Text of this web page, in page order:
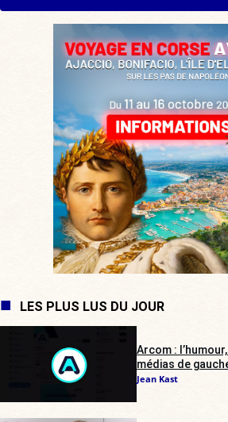
LES PLUS LUS DU JOUR
Arcom :
médias de
Jean Kast